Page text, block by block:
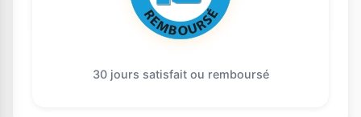
30 jours satisfait ou remboursé